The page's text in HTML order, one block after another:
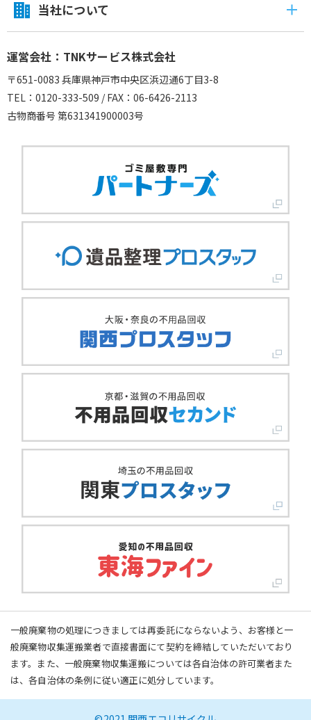
当社について
運営会社：TNKサービス株式会社
〒651-0083 兵庫県神戸市中央区浜辺通6丁目3-8
TEL：0120-333-509 / FAX：06-6426-2113
古物商番号 第631341900003号
一般廃棄物の処理につきましては再委託にならないよう、お客様と一
般廃棄物収集運搬業者で直接書面にて契約を締結していただいており
ます。また、一般廃棄物収集運搬については各自治体の許可業者また
は、各自治体の条例に従い適正に処分しています。